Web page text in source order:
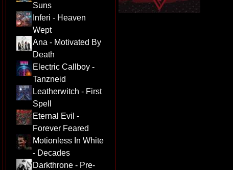
Suns
Inferi - Heaven
Wept
Ana - Motivated By
Death
Electric Callboy -
Tanzneid
Leatherwitch - First
Spell
Eternal Evil -
Forever Feared
Motionless In White
- Decades
Darkthrone - Pre-